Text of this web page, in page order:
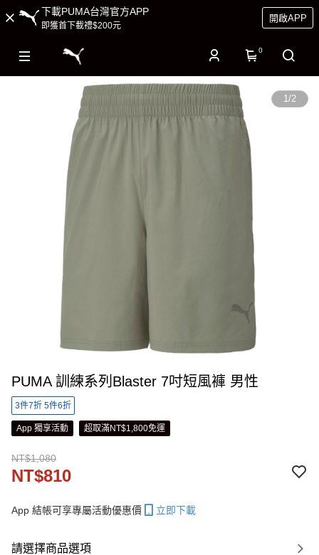
下載PUMA台灣官方APP
即獲首下載禮$200元
開啟APP
0
1/2
PUMA 訓練系列Blaster 7吋短風褲 男性
3件7折 5件6折
App 獨享活動 超取滿NT$1,800免運
NT$1,080
NT$810
App 結帳可享專屬活動優惠價 立即下載
請選擇商品選項